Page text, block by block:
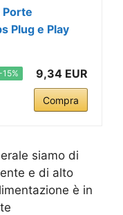
Porte
Plug e Play
9,34 EUR
Compra
siamo di
e di alto
è in